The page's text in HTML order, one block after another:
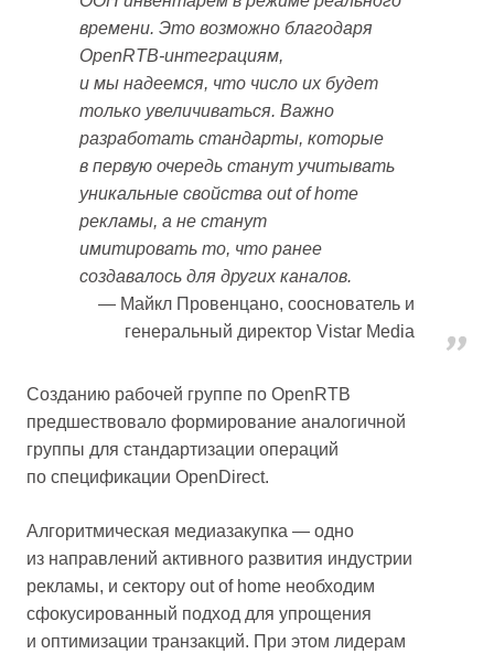
времени. Это возможно благодаря
OpenRTB-интеграциям,
и мы надеемся, что число их будет
только увеличиваться. Важно
разработать стандарты, которые
в первую очередь станут учитывать
уникальные свойства out of home
рекламы, а не станут
имитировать то, что ранее
создавалось для других каналов.
Майкл Провенцано, сооснователь и
генеральный директор Vistar Media
Созданию рабочей группе по OpenRTB
предшествовало формирование аналогичной
группы для стандартизации операций
по спецификации OpenDirect.
Алгоритмическая медиазакупка — одно
из направлений активного развития индустрии
рекламы, и сектору out of home необходим
сфокусированный подход для упрощения
и оптимизации транзакций. При этом лидерам